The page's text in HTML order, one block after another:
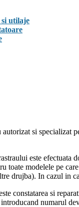
utilaje
si specializat
este efectuata
toate modelele pe
drujba). In cazul in
constatarea si
numarul